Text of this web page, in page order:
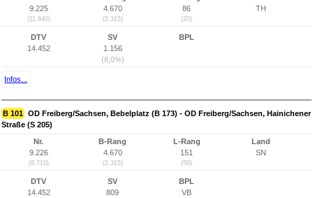
9.225
(11.840)
4.670
(2.315)
86
(20)
TH
DTV
14.452
SV
1.156
(8,0%)
BPL
Infos...
B 101 OD Freiberg/Sachsen, Bebelplatz (B 173) - OD Freiberg/Sachsen, Hainichener
Straße (S 205)
Nr.
9.226
(8.710)
B-Rang
4.670
(2.315)
L-Rang
151
(59)
Land
SN
DTV
14.452
SV
809
BPL
VB